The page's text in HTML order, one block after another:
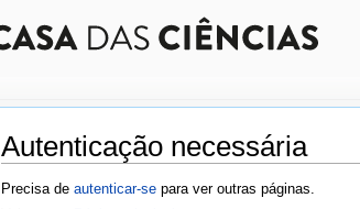
Autenticação necessária
Ir para:navegação,pesquisa
Precisa de autenticar-se para ver outras páginas.